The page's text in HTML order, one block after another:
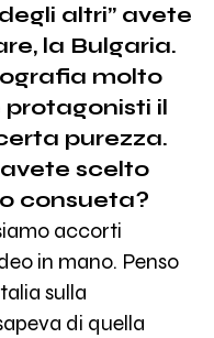
altri” avete
la Bulgaria.
molto
protagonisti il
purezza.
scelto
consueta?
accorti
in mano. Penso
sulla
di quella